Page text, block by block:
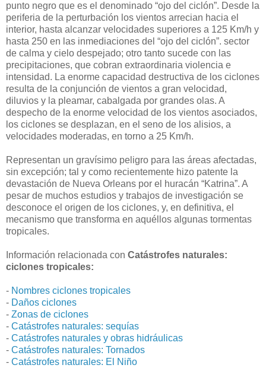
punto negro que es el denominado “ojo del ciclón”. Desde la
periferia de la perturbación los vientos arrecian hacia el
interior, hasta alcanzar velocidades superiores a 125 Km/h y
hasta 250 en las inmediaciones del “ojo del ciclón”. sector
de calma y cielo despejado; otro tanto sucede con las
precipitaciones, que cobran extraordinaria violencia e
intensidad. La enorme capacidad destructiva de los ciclones
resulta de la conjunción de vientos a gran velocidad,
diluvios y la pleamar, cabalgada por grandes olas. A
despecho de la enorme velocidad de los vientos asociados,
los ciclones se desplazan, en el seno de los alisios, a
velocidades moderadas, en torno a 25 Km/h.
Representan un gravísimo peligro para las áreas afectadas,
sin excepción; tal y como recientemente hizo patente la
devastación de Nueva Orleans por el huracán “Katrina”. A
pesar de muchos estudios y trabajos de investigación se
desconoce el origen de los ciclones, y, en definitiva, el
mecanismo que transforma en aquéllos algunas tormentas
tropicales.
Información relacionada con Catástrofes naturales:
ciclones tropicales:
- Nombres ciclones tropicales
- Daños ciclones
- Zonas de ciclones
- Catástrofes naturales: sequías
- Catástrofes naturales y obras hidráulicas
- Catástrofes naturales: Tornados
- Catástrofes naturales: El Niño